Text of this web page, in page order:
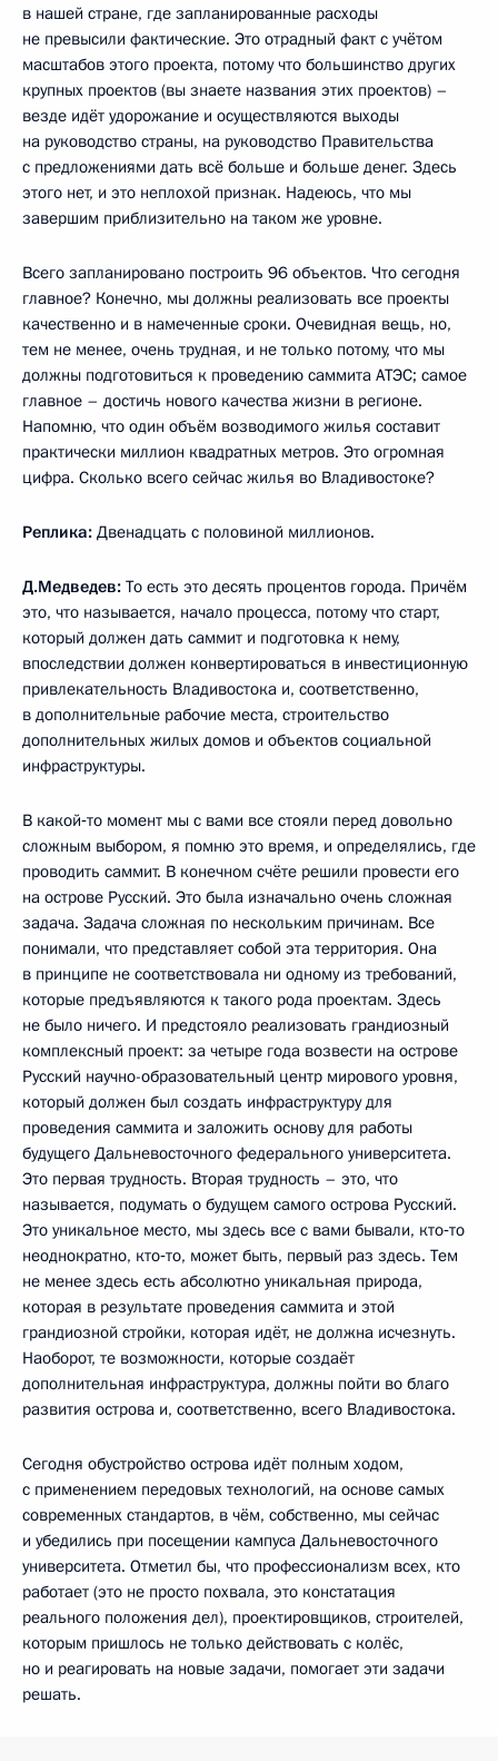
в нашей стране, где запланированные расходы
не превысили фактические. Это отрадный факт с учётом
масштабов этого проекта, потому что большинство других
крупных проектов (вы знаете названия этих проектов) –
везде идёт удорожание и осуществляются выходы
на руководство страны, на руководство Правительства
с предложениями дать всё больше и больше денег. Здесь
этого нет, и это неплохой признак. Надеюсь, что мы
завершим приблизительно на таком же уровне.
Всего запланировано построить 96 объектов. Что сегодня
главное? Конечно, мы должны реализовать все проекты
качественно и в намеченные сроки. Очевидная вещь, но,
тем не менее, очень трудная, и не только потому, что мы
должны подготовиться к проведению саммита АТЭС; самое
главное – достичь нового качества жизни в регионе.
Напомню, что один объём возводимого жилья составит
практически миллион квадратных метров. Это огромная
цифра. Сколько всего сейчас жилья во Владивостоке?
Реплика: Двенадцать с половиной миллионов.
Д.Медведев: То есть это десять процентов города. Причём
это, что называется, начало процесса, потому что старт,
который должен дать саммит и подготовка к нему,
впоследствии должен конвертироваться в инвестиционную
привлекательность Владивостока и, соответственно,
в дополнительные рабочие места, строительство
дополнительных жилых домов и объектов социальной
инфраструктуры.
В какой‑то момент мы с вами все стояли перед довольно
сложным выбором, я помню это время, и определялись, где
проводить саммит. В конечном счёте решили провести его
на острове Русский. Это была изначально очень сложная
задача. Задача сложная по нескольким причинам. Все
понимали, что представляет собой эта территория. Она
в принципе не соответствовала ни одному из требований,
которые предъявляются к такого рода проектам. Здесь
не было ничего. И предстояло реализовать грандиозный
комплексный проект: за четыре года возвести на острове
Русский научно-образовательный центр мирового уровня,
который должен был создать инфраструктуру для
проведения саммита и заложить основу для работы
будущего Дальневосточного федерального университета.
Это первая трудность. Вторая трудность – это, что
называется, подумать о будущем самого острова Русский.
Это уникальное место, мы здесь все с вами бывали, кто‑то
неоднократно, кто‑то, может быть, первый раз здесь. Тем
не менее здесь есть абсолютно уникальная природа,
которая в результате проведения саммита и этой
грандиозной стройки, которая идёт, не должна исчезнуть.
Наоборот, те возможности, которые создаёт
дополнительная инфраструктура, должны пойти во благо
развития острова и, соответственно, всего Владивостока.
Сегодня обустройство острова идёт полным ходом,
с применением передовых технологий, на основе самых
современных стандартов, в чём, собственно, мы сейчас
и убедились при посещении кампуса Дальневосточного
университета. Отметил бы, что профессионализм всех, кто
работает (это не просто похвала, это констатация
реального положения дел), проектировщиков, строителей,
которым пришлось не только действовать с колёс,
но и реагировать на новые задачи, помогает эти задачи
решать.